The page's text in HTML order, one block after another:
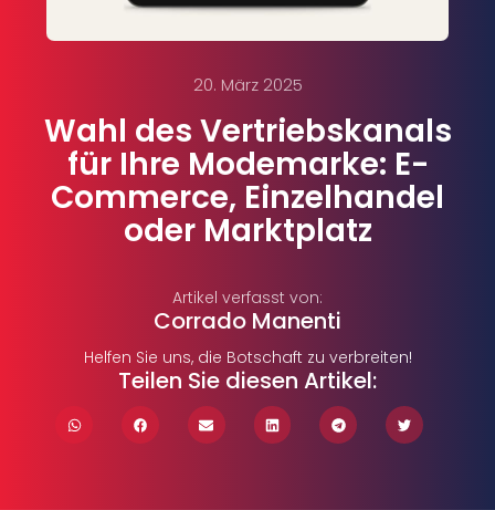
20. März 2025
Wahl des Vertriebskanals
für Ihre Modemarke: E-
Commerce, Einzelhandel
oder Marktplatz
Artikel verfasst von:
Corrado Manenti
Helfen Sie uns, die Botschaft zu verbreiten!
Teilen Sie diesen Artikel: